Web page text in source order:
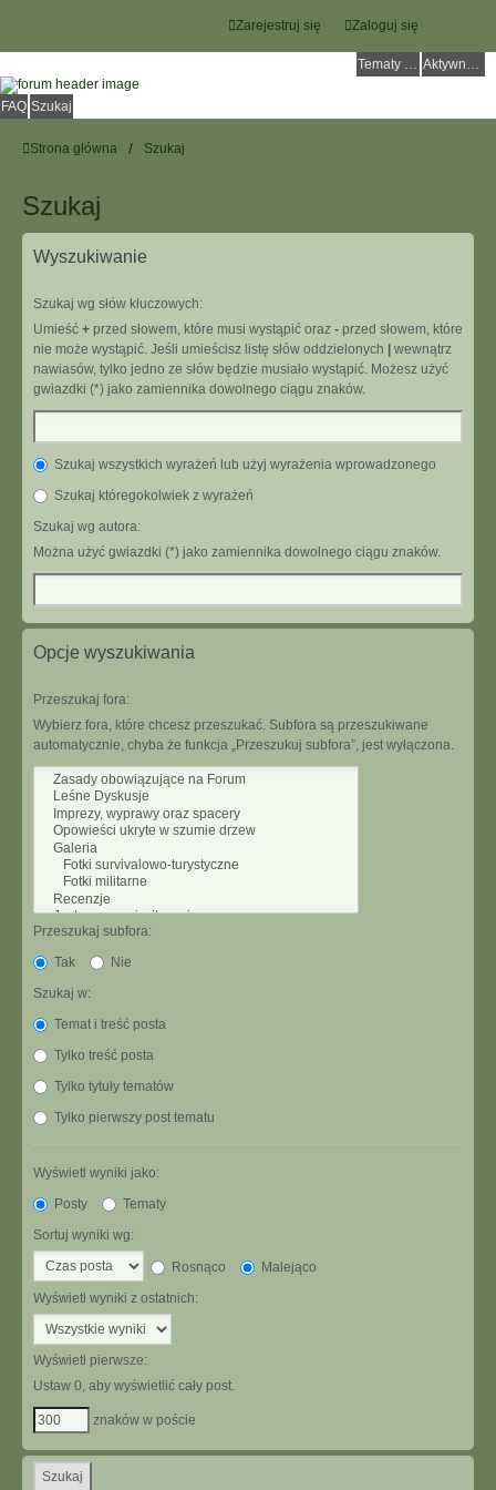
Zaloguj się
Zarejestruj się
Tematy bez odpowiedzi Aktywne tematy
FAQ Szukaj
Strona główna Szukaj
Szukaj
Wyszukiwanie
Szukaj wg słów kluczowych:
Umieść + przed słowem, które musi wystąpić oraz - przed słowem, które
nie może wystąpić. Jeśli umieścisz listę słów oddzielonych
wewnątrz
nawiasów, tylko jedno ze słów będzie musiało wystąpić. Możesz użyć
gwiazdki (*) jako zamiennika dowolnego ciągu znaków.
Szukaj wszystkich wyrażeń lub użyj wyrażenia wprowadzonego
Szukaj któregokolwiek z wyrażeń
Szukaj wg autora:
Można użyć gwiazdki (*) jako zamiennika dowolnego ciągu znaków.
Opcje wyszukiwania
Przeszukaj fora:
Wybierz fora, które chcesz przeszukać. Subfora są przeszukiwane
automatycznie, chyba że funkcja „Przeszukuj subfora”, jest wyłączona.
Przeszukaj subfora:
Tak
Nie
Szukaj w:
Temat i treść posta
Tylko treść posta
Tylko tytuły tematów
Tylko pierwszy post tematu
Wyświetl wyniki jako:
Posty
Tematy
Sortuj wyniki wg:
Rosnąco
Malejąco
Wyświetl wyniki z ostatnich:
Wyświetl pierwsze:
Ustaw 0, aby wyświetlić cały post.
znaków w poście